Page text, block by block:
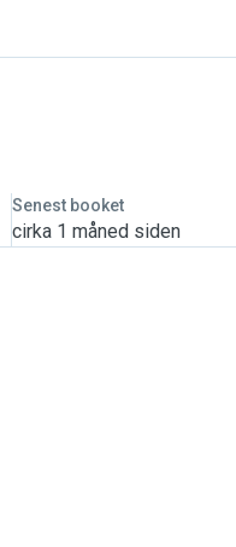
Senest booket
cirka 1 måned siden